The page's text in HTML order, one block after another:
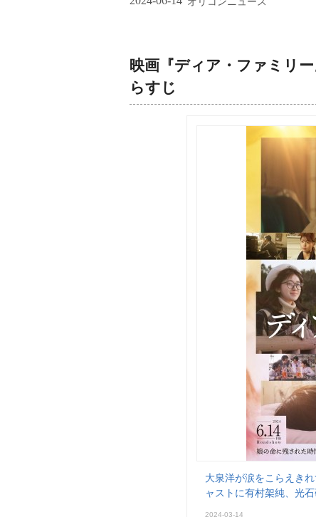
映画『ディア・ファミリ
らすじ
大泉洋が涙をこらえき
ャストに有村架純、光石
2024-03-14